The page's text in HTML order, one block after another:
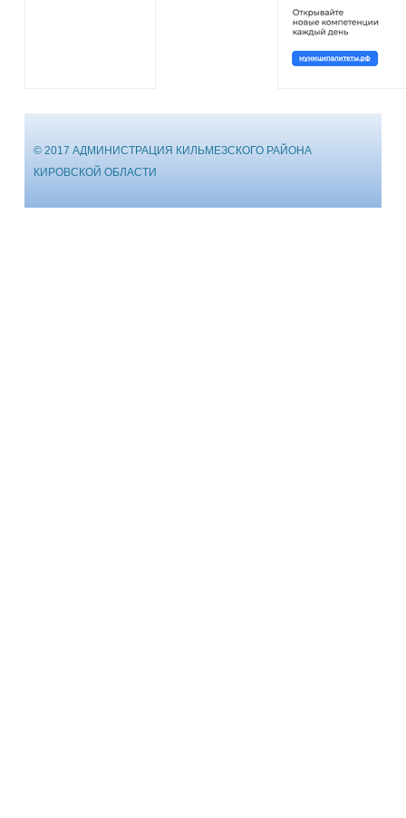
© 2017 АДМИНИСТРАЦИЯ КИЛЬМЕЗСКОГО РАЙОНА
КИРОВСКОЙ ОБЛАСТИ